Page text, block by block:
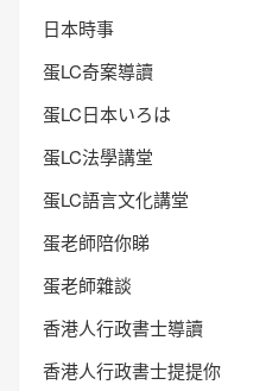
日本時事
蛋LC奇案導讀
蛋LC日本いろは
蛋LC法學講堂
蛋LC語言文化講堂
蛋老師陪你睇
蛋老師雜談
香港人行政書士導讀
香港人行政書士提提你